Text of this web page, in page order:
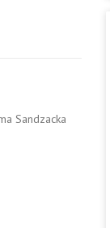
Sandzacka